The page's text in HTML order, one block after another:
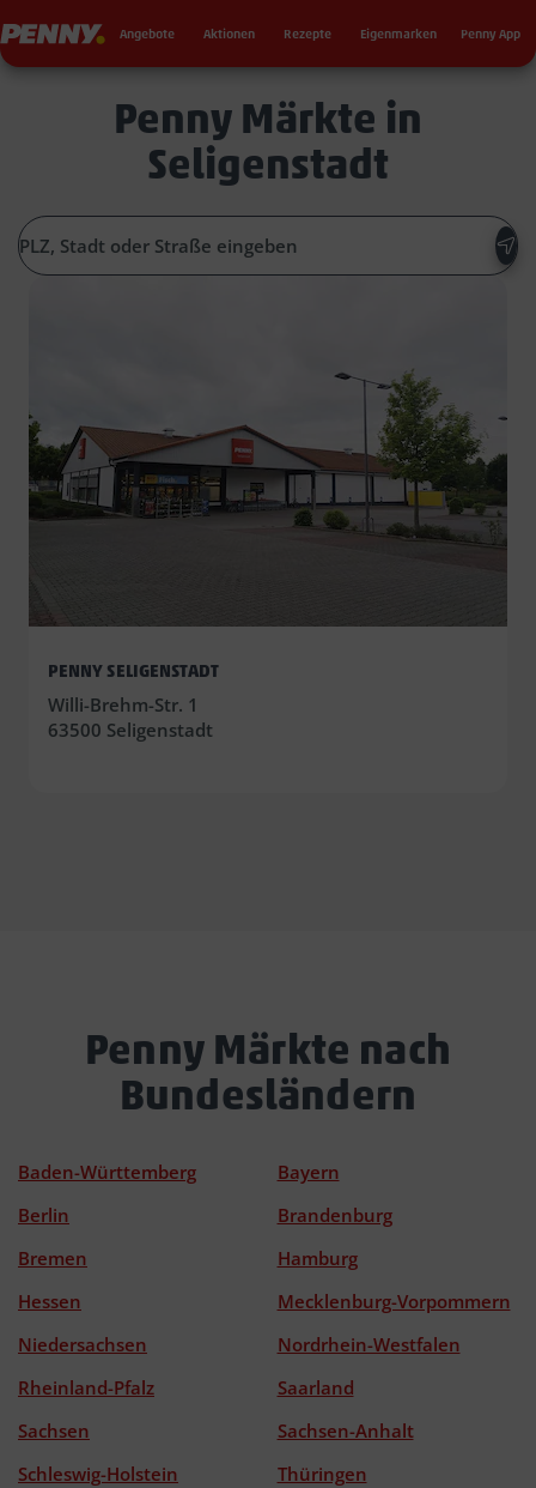
Penny Angebote Aktionen Rezepte Eigenmarken Penny App
Penny Märkte in
Seligenstadt
PENNY SELIGENSTADT
Willi-Brehm-Str. 1
63500 Seligenstadt
Penny Märkte nach
Bundesländern
Baden-Württemberg
Bayern
Berlin
Brandenburg
Bremen
Hamburg
Hessen
Mecklenburg-Vorpommern
Niedersachsen
Nordrhein-Westfalen
Rheinland-Pfalz
Saarland
Sachsen
Sachsen-Anhalt
Schleswig-Holstein
Thüringen